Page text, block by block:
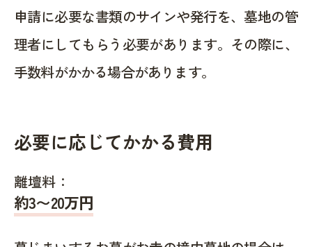
申請に必要な書類のサインや発行を、墓地の管
理者にしてもらう必要があります。その際に、
手数料がかかる場合があります。
必要に応じてかかる費用
離壇料：
約3〜20万円